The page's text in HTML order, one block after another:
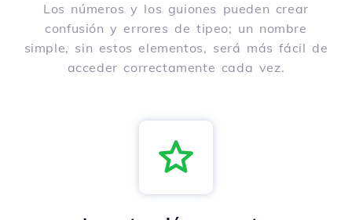
Los números y los guiones pueden crear
confusión y errores de tipeo; un nombre
simple, sin estos elementos, será más fácil de
acceder correctamente cada vez.